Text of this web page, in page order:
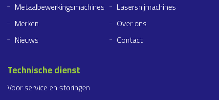
Metaalbewerkingsmachines
Lasersnijmachines
Merken
Over ons
Nieuws
Contact
Technische dienst
Voor service en storingen